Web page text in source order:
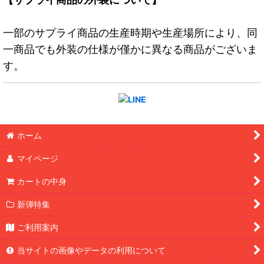
一部のサプライ商品の生産時期や生産場所により、同
一商品でも外装の仕様が僅かに異なる商品がございま
す。
ホーム
マイページ
カートの中身
新弾特集
ご利用案内
当サイトの画像やデータの利用について